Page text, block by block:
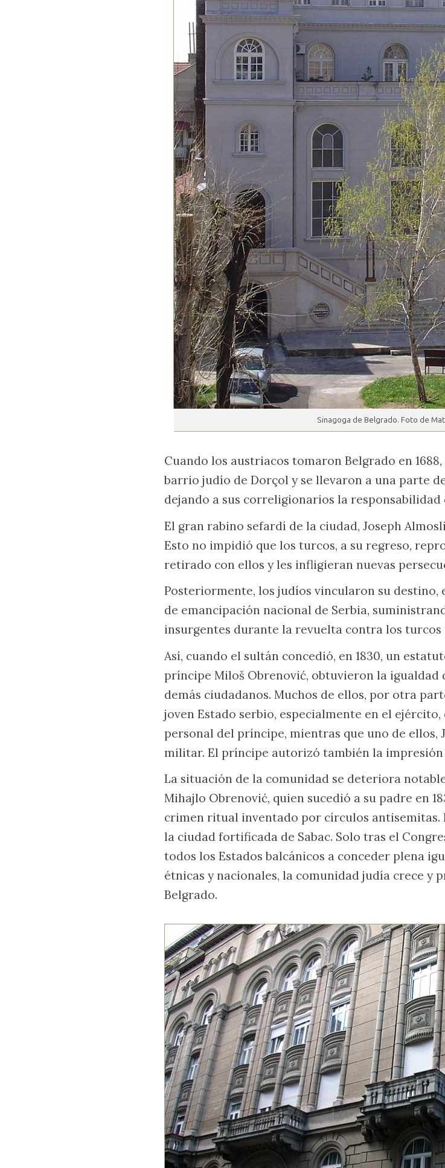
Sinagoga de Belgrado. Foto de
Cuando los austriacos tomaron Belgrado en
barrio judío de Dorçol y se llevaron a una parte
dejando a sus correligionarios la responsabilidad
El gran rabino sefardí de la ciudad, Joseph
Esto no impidió que los turcos, a su regreso,
retirado con ellos y les infligieran nuevas
Posteriormente, los judíos vincularon su
de emancipación nacional de Serbia,
insurgentes durante la revuelta contra los turcos
Así, cuando el sultán concedió, en 1830, un
príncipe Miloš Obrenović, obtuvieron la igualdad
demás ciudadanos. Muchos de ellos, por otra
joven Estado serbio, especialmente en el
personal del príncipe, mientras que uno de ellos,
militar. El príncipe autorizó también la impresión
La situación de la comunidad se deteriora
Mihajlo Obrenović, quien sucedió a su padre en
crimen ritual inventado por círculos antisemitas.
la ciudad fortificada de Sabac. Solo tras el
todos los Estados balcánicos a conceder plena
étnicas y nacionales, la comunidad judía crece y
Belgrado.